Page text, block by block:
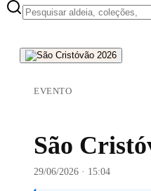
EVENTO
São
29/06/2026 · 15:04